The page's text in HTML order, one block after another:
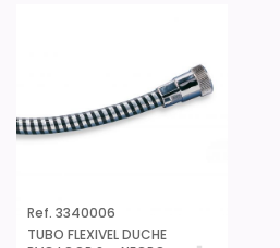
Ref. 3340006
TUBO FLEXIVEL DUCHE